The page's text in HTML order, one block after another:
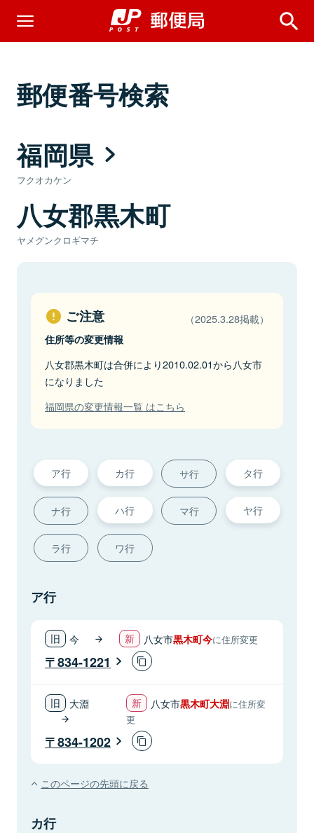
郵便番号検索
福岡県
フクオカケン
八女郡黒木町
ヤメグンクロギマチ
ご注意 （2025.3.28掲載）
住所等の変更情報
八女郡黒木町は合併により2010.02.01から八女市
になりました
福岡県の変更情報一覧 はこちら
ア行 カ行 サ行 タ行
ナ行 ハ行 マ行 ヤ行
ラ行 ワ行
ア行
今 八女市黒木町今に住所変更
834-1221
大淵 八女市黒木町大淵に住所変
更
834-1202
このページの先頭に戻る
カ行